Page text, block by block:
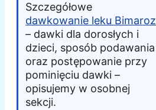
Szczegółowe
dawkowanie leku Bimaroz
– dawki dla dorosłych i
dzieci, sposób podawania
oraz postępowanie przy
pominięciu dawki –
opisujemy w osobnej
sekcji.